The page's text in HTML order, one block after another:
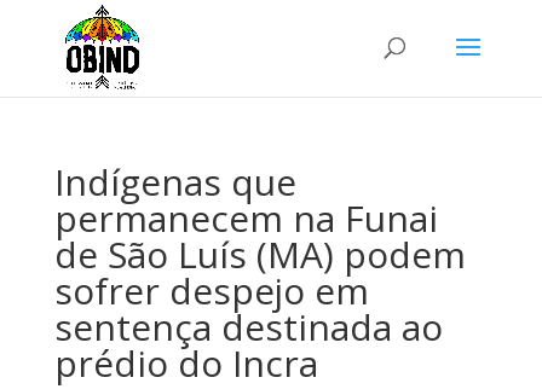
Indígenas que
permanecem na Funai
de São Luís (MA) podem
sofrer despejo em
sentença destinada ao
prédio do Incra